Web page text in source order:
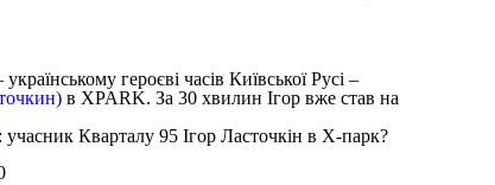
героєві часів Київської Русі –
в XPARK. За 30 хвилин Ігор вже став на
?